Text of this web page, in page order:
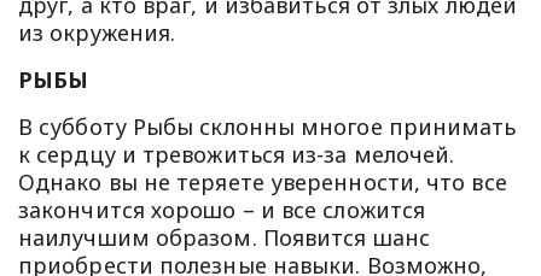
из окружения.
РЫБЫ
В субботу Рыбы склонны многое принимать
к сердцу и тревожиться из-за мелочей.
Однако вы не теряете уверенности, что все
закончится хорошо – и все сложится
наилучшим образом. Появится шанс
приобрести полезные навыки. Возможно,